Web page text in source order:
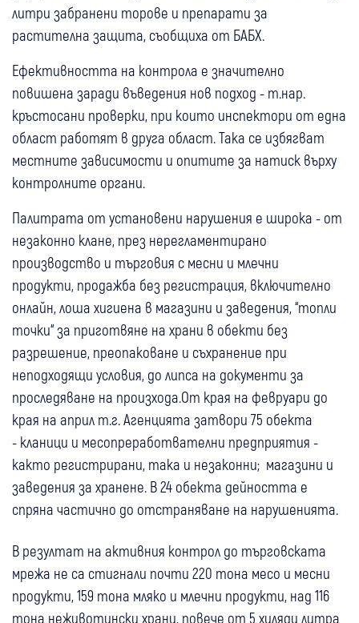
литри забранени торове и препарати за
растителна защита, съобщиха от БАБХ.
Ефективността на контрола е значително
повишена заради въведения нов подход - т.нар.
кръстосани проверки, при които инспектори от една
област работят в друга област. Така се избягват
местните зависимости и опитите за натиск върху
контролните органи.
Палитрата от установени нарушения е широка - от
незаконно клане, през нерегламентирано
производство и търговия с месни и млечни
продукти, продажба без регистрация, включително
онлайн, лоша хигиена в магазини и заведения, “топли
точки“ за приготвяне на храни в обекти без
разрешение, преопаковане и съхранение при
неподходящи условия, до липса на документи за
проследяване на произхода.От края на февруари до
края на април т.г. Агенцията затвори 75 обекта
- кланици и месопреработвателни предприятия -
както регистрирани, така и незаконни; магазини и
заведения за хранене. В 24 обекта дейността е
спряна частично до отстраняване на нарушенията.
В резултат на активния контрол до търговската
мрежа не са стигнали почти 220 тона месо и месни
продукти, 159 тона мляко и млечни продукти, над 116
тона неживотински храни, повече от 5 хиляди литра